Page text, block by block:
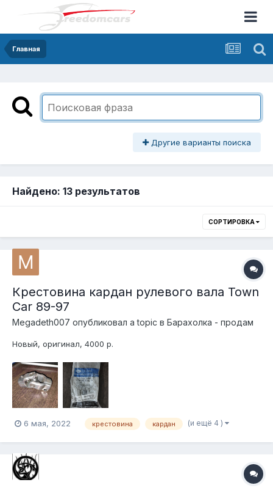
Главная
Другие варианты поиска
Найдено: 13 результатов
СОРТИРОВКА
Крестовина кардан рулевого вала Town
Car 89-97
Megadeth007 опубликовал a topic в Барахолка - продам
Новый, оригинал, 4000 р.
6 мая, 2022 крестовина кардан (и ещё 4 )